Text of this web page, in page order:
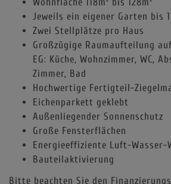
Jeweils ein eigener Garten bis
Zwei Stellplätze pro Haus
Großzügige Raumaufteilung
EG: Küche, Wohnzimmer, WC,
Zimmer, Bad
Hochwertige Fertigteil-
Eichenparkett geklebt
Außenliegender Sonnenschutz
Große Fensterflächen
Energieeffiziente Luft-Wasser-
Bauteilaktivierung
Bitte beachten Sie den